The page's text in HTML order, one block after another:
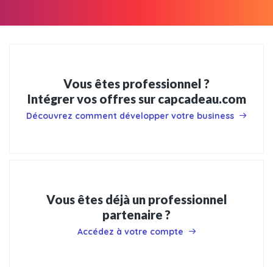
Vous êtes professionnel ?
Intégrer vos offres sur capcadeau.com
Découvrez comment développer votre business
Vous êtes déjà un professionnel
partenaire ?
Accédez à votre compte